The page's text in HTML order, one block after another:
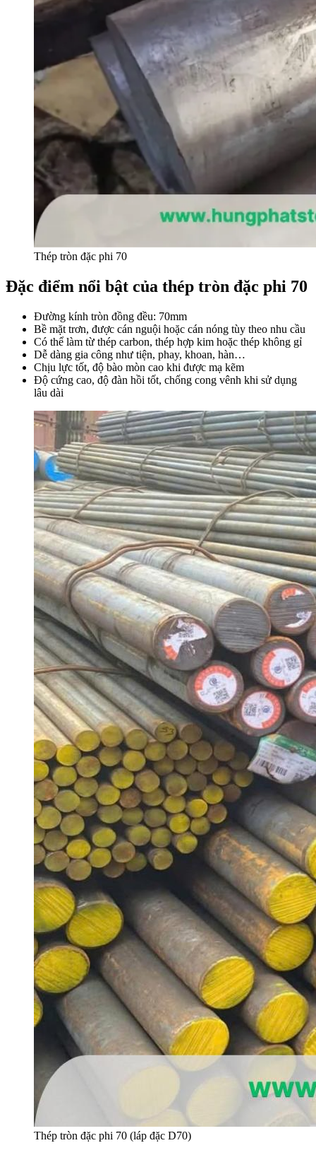
Thép tròn đặc phi 70
Đặc điểm nổi bật của thép tròn đặc phi 70
Đường kính tròn đồng đều: 70mm
Bề mặt trơn, được cán nguội hoặc cán nóng tùy theo nhu cầu
Có thể làm từ thép carbon, thép hợp kim hoặc thép không gỉ
Dễ dàng gia công như tiện, phay, khoan, hàn…
Chịu lực tốt, độ bào mòn cao khi được mạ kẽm
Độ cứng cao, độ đàn hồi tốt, chống cong vênh khi sử dụng
lâu dài
Thép tròn đặc phi 70 (láp đặc D70)